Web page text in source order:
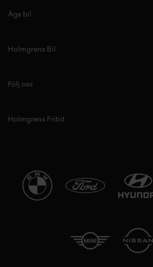
Äga bil
Holmgrens Bil
Följ oss
Holmgrens Fritid